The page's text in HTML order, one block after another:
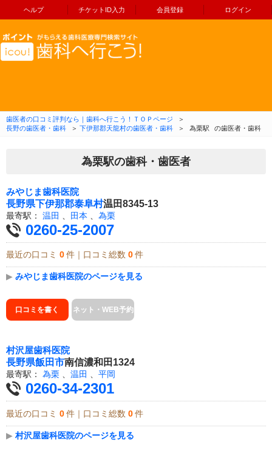
ヘルプ チケットID入力 会員登録 ログイン
コンテンツへ移動
歯医者の口コミ評判なら｜歯科へ行こう！ＴＯＰページ
＞
長野の歯医者・歯科
＞ 下伊那郡天龍村の歯医者・歯科 ＞ 為栗駅 の歯医者・歯科
為栗駅の歯科・歯医者
みやじま歯科医院
長野県下伊那郡泰阜村温田8345-13
最寄駅： 温田 田本 為栗
0260-25-2007
最近の口コミ 0 件｜口コミ総数 0 件
▶ みやじま歯科医院のページを見る
口コミを書く ネット・WEB予約
村沢屋歯科医院
長野県飯田市南信濃和田1324
最寄駅： 為栗 、 温田 、 平岡
0260-34-2301
最近の口コミ 0 件｜口コミ総数 0 件
▶ 村沢屋歯科医院のページを見る